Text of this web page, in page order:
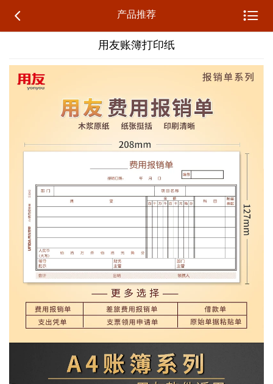
 产品推荐 
用友账簿打印纸